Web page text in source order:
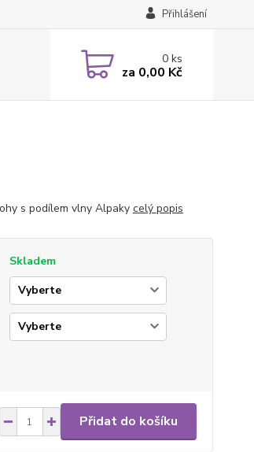
Přihlášení
0ks
za 0,00 Kč
s podílem vlny Alpaky celý popis
Skladem
Přidat do košíku